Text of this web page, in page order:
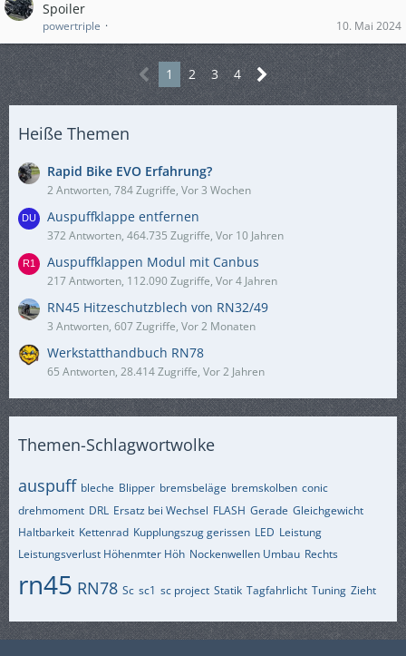
Spoiler
powertriple 10. Mai 2024
1 2 3 4
Heiße Themen
Rapid Bike EVO Erfahrung?
2 Antworten, 784 Zugriffe, Vor 3 Wochen
Auspuffklappe entfernen
372 Antworten, 464.735 Zugriffe, Vor 10 Jahren
Auspuffklappen Modul mit Canbus
217 Antworten, 112.090 Zugriffe, Vor 4 Jahren
RN45 Hitzeschutzblech von RN32/49
3 Antworten, 607 Zugriffe, Vor 2 Monaten
Werkstatthandbuch RN78
65 Antworten, 28.414 Zugriffe, Vor 2 Jahren
Themen-Schlagwortwolke
auspuff bleche Blipper bremsbeläge bremskolben conic
drehmoment DRL Ersatz bei Wechsel FLASH Gerade Gleichgewicht
Haltbarkeit Kettenrad Kupplungszug gerissen LED Leistung
Leistungsverlust Höhenmter Höh Nockenwellen Umbau Rechts
rn45 RN78 Sc sc1 sc project Statik Tagfahrlicht Tuning Zieht